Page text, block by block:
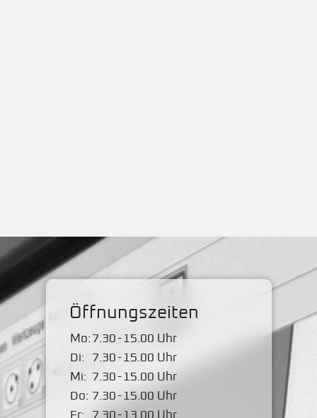
Öffnungszeiten
Mo: 7.30- 15.00 Uhr
Di:
7.30- 15.00 Uhr
Mi: 7.30- 15.00 Uhr
Do: 7.30- 15.00 Uhr